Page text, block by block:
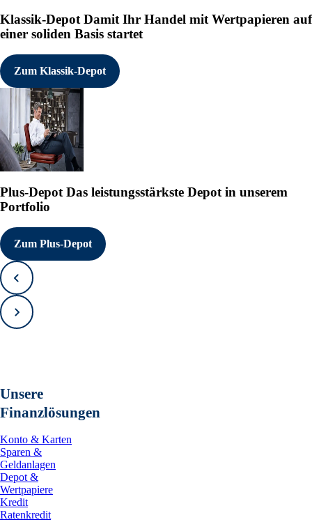
Klassik-DepotDamit Ihr Handel mit Wertpapieren auf
einer soliden Basis startet
Zum Klassik-Depot
Plus-Depot Das leistungsstärkste Depot in unserem
Portfolio
Zum Plus-Depot
Zurück
Vorwärts
Unsere
Finanzlösungen
Konto & Karten
Sparen &
Geldanlagen
Depot &
Wertpapiere
Kredit
Ratenkredit